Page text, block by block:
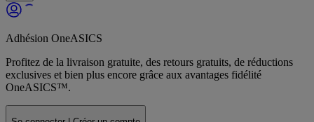
Adhésion OneASICS
Profitez de la livraison gratuite, des retours gratuits, de réductions
exclusives et bien plus encore grâce aux avantages fidélité
OneASICS™.